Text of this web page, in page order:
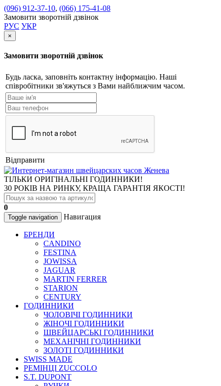
(096) 912-37-10, (066) 175-41-08
Замовити зворотній дзвінок
РУС УКР
×
Замовити зворотній дзвінок
Будь ласка, заповніть контактну інформацію. Наші
співробітники зв'яжуться з Вами найближчим часом.
Відправити
ТІЛЬКИ ОРИГІНАЛЬНІ ГОДИННИКИ!
30 РОКІВ НА РИНКУ, КРАЩА ГАРАНТІЯ ЯКОСТІ!
0
Toggle navigation Навигация
БРЕНДИ
CANDINO
FESTINA
JOWISSA
JAGUAR
MARTIN FERRER
STARION
CENTURY
ГОДИННИКИ
ЧОЛОВІЧІ ГОДИННИКИ
ЖІНОЧІ ГОДИННИКИ
ШВЕЙЦАРСЬКІ ГОДИННИКИ
МЕХАНІЧНІ ГОДИННИКИ
ЗОЛОТІ ГОДИННИКИ
SWISS MADE
РЕМІНЦІ ZUCCOLO
S.T. DUPONT